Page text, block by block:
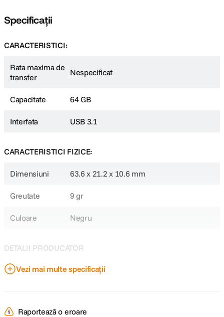
Specificații
CARACTERISTICI:
Rata maxima de
transfer
Nespecificat
Capacitate 64 GB
Interfata USB 3.1
CARACTERISTICI FIZICE:
Dimensiuni 63.6 x 21.2 x 10.6 mm
Greutate 9 gr
Culoare Negru
DETALII PRODUCATOR
Cod producator 102929
Vezi mai multe specificații
Raportează o eroare